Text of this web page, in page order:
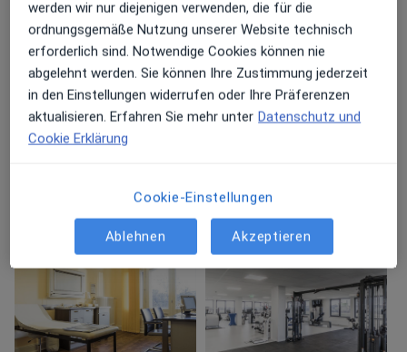
einer Beinachse sowie Wiederherstellung der
Gelenkoberfläche durch einen Knorpeleingriff. Die
Versorgung frischer Sportunfälle wie Flake-Frakturen,
knöchernen Kreuzbandausrissen etc. Durchführung
von Revisionseingriffen bei oben beschriebenen
fehlgeschlagenen Operationen.
mehrÜber mich
Hauptsächlich behandelte Krankheiten
Kreuzbandriss
Knorpelschaden
Meniskuseinriss
Meniskusverletzung
Meniskusriss
+15
Standorte anzeigen (1)
Fotos und Videos
werden wir nur diejenigen verwenden, die für die
ordnungsgemäße Nutzung unserer Website technisch
erforderlich sind. Notwendige Cookies können nie
abgelehnt werden. Sie können Ihre Zustimmung jederzeit
in den Einstellungen widerrufen oder Ihre Präferenzen
aktualisieren. Erfahren Sie mehr unter Datenschutz und
Cookie Erklärung
Cookie-Einstellungen
Ablehnen Akzeptieren